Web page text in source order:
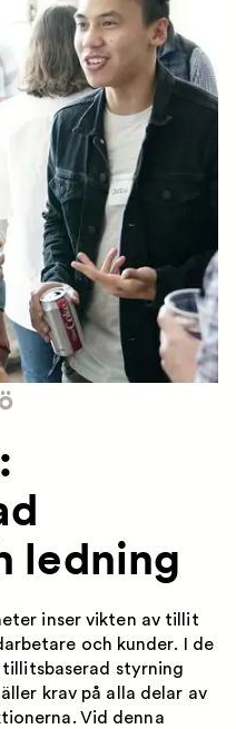
Nätverk
ledning
inser vikten av tillit
och kunder. I de
styrning
krav på alla delar av
Vid denna